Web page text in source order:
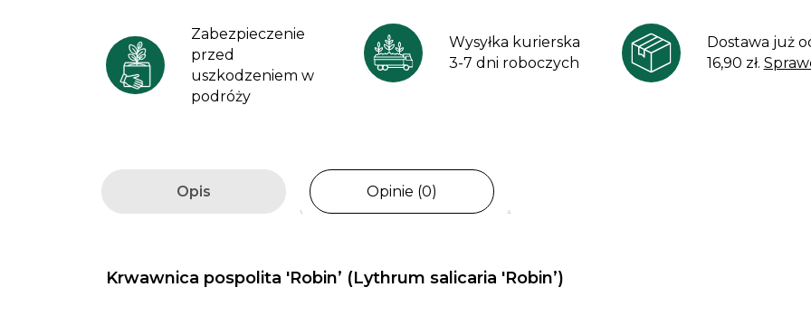
Zabezpieczenie
przed
uszkodzeniem w
podróży
Wysyłka kurierska
3-7 dni roboczych
Dostawa już
16,90 zł.
Opis Opinie (0)
Krwawnica pospolita 'Robin’ (Lythrum salicaria 'Robin’)